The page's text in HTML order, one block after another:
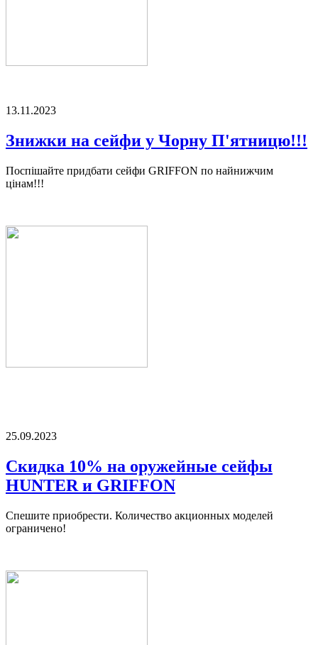
13.11.2023
Знижки на сейфи у Чорну П'ятницю!!!
Поспішайте придбати сейфи GRIFFON по найнижчим
цінам!!!
25.09.2023
Скидка 10% на оружейные сейфы
HUNTER и GRIFFON
Спешите приобрести. Количество акционных моделей
ограничено!